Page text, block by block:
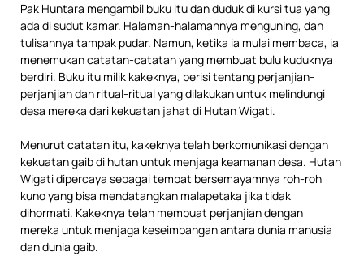
Pak Huntara mengambil buku itu dan duduk di kursi tua yang
ada di sudut kamar. Halaman-halamannya menguning, dan
tulisannya tampak pudar. Namun, ketika ia mulai membaca, ia
menemukan catatan-catatan yang membuat bulu kuduknya
berdiri. Buku itu milik kakeknya, berisi tentang perjanjian-
perjanjian dan ritual-ritual yang dilakukan untuk melindungi
desa mereka dari kekuatan jahat di Hutan Wigati.
Menurut catatan itu, kakeknya telah berkomunikasi dengan
kekuatan gaib di hutan untuk menjaga keamanan desa. Hutan
Wigati dipercaya sebagai tempat bersemayamnya roh-roh
kuno yang bisa mendatangkan malapetaka jika tidak
dihormati. Kakeknya telah membuat perjanjian dengan
mereka untuk menjaga keseimbangan antara dunia manusia
dan dunia gaib.